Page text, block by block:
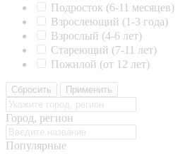
Подросток (6-11 месяцев)
Взрослеющий (1-3 года)
Взрослый (4-6 лет)
Стареющий (7-11 лет)
Пожилой (от 12 лет)
Сбросить Применить
Город, регион
Популярные